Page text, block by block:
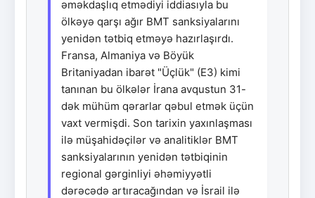
əməkdaşlıq etmədiyi iddiasıyla bu
ölkəyə qarşı ağır BMT sanksiyalarını
yenidən tətbiq etməyə hazırlaşırdı.
Fransa, Almaniya və Böyük
Britaniyadan ibarət "Üçlük" (E3) kimi
tanınan bu ölkələr İrana avqustun 31-
dək mühüm qərarlar qəbul etmək üçün
vaxt vermişdi. Son tarixin yaxınlaşması
ilə müşahidəçilər və analitiklər BMT
sanksiyalarının yenidən tətbiqinin
regional gərginliyi əhəmiyyətli
dərəcədə artıracağından və İsrail ilə